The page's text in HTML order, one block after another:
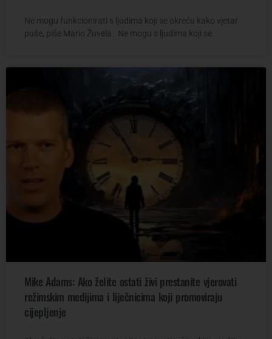
Ne mogu funkcionirati s ljudima koji se okreću kako vjetar
puše, piše Mario Žuvela. Ne mogu s ljudima koji se
Mike Adams: Ako želite ostati živi prestanite vjerovati
režimskim medijima i liječnicima koji promoviraju
cijepljenje